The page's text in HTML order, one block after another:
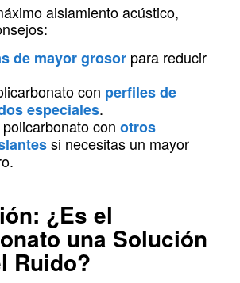
aislamiento acústico,
de mayor grosorpara reducir
con perfiles de
especiales.
con otros
si necesitas un mayor
¿Es el
una Solución
Ruido?